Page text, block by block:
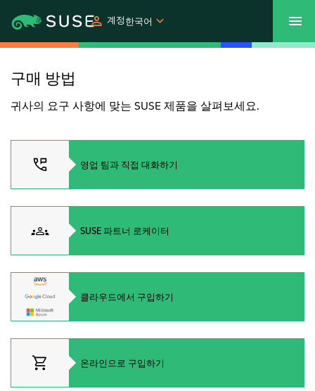
계정 한국어
제품
지원
파트너
커뮤니티
정보
문의하기
구매 방법
귀사의 요구 사항에 맞는 SUSE 제품을 살펴보세요.
영업 팀과 직접 대화하기
SUSE 파트너 로케이터
클라우드에서 구입하기
온라인으로 구입하기